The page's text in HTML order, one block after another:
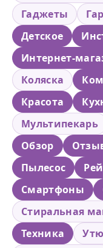
Гаджеты
Детское
Интернет-
Коляска
Красота
Мультипекарь
Обзор
Пылесос
Смартфоны
Стиральная
Техника